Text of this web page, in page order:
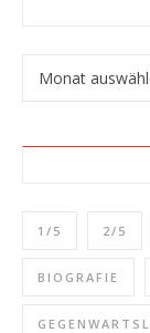
1/5 2/5
BIOGRAFIE